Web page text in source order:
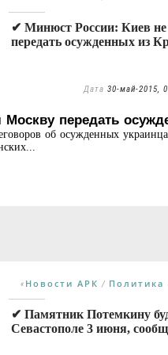
✔ Минюст России: Киев
передать осужденных из
Дата 30-май-2015,
передать
об осужденных
« Новости АРК /
✔ Памятник Потемкину
Севастополе 3 июня,